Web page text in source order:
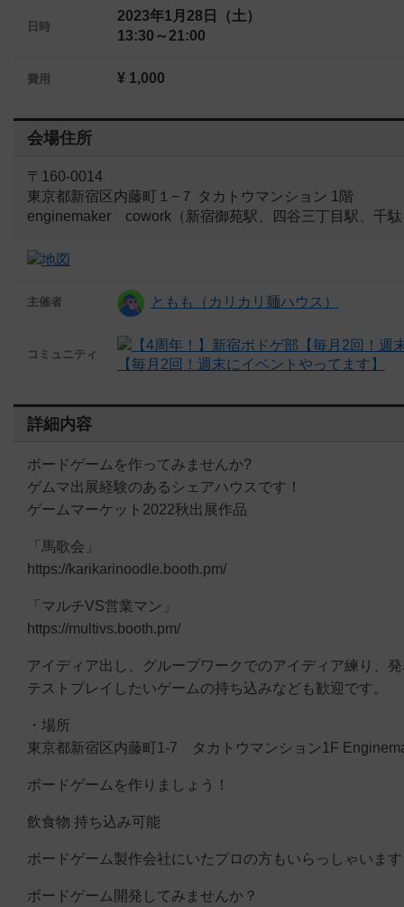
日時
2023年1月28日（土）
13:30～21:00
費用 ¥ 1,000
会場住所
〒160-0014
東京都新宿区内藤町１−７ タカトウマンション 1階
enginemaker cowork（新宿御苑駅、四谷三丁目駅、千
主催者 ともも（カリカリ麺ハウス）
コミュニティ
【毎月2回！週末にイベントやってます】
詳細内容
ボードゲームを作ってみませんか?
ゲムマ出展経験のあるシェアハウスです！
ゲームマーケット2022秋出展作品
「馬歌会」
https://karikarinoodle.booth.pm/
「マルチVS営業マン」
https://multivs.booth.pm/
アイディア出し、グループワークでのアイディア練り、
テストプレイしたいゲームの持ち込みなども歓迎です。
・場所
東京都新宿区内藤町1-7 タカトウマンション1F
ボードゲームを作りましょう！
飲食物 持ち込み可能
ボードゲーム製作会社にいたプロの方もいらっしゃいま
ボードゲーム開発してみませんか？